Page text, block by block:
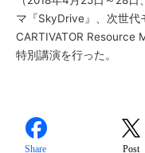
マ『SkyDrive』、次世代
CARTIVATOR Resource
特別講演を行った。
Share Post